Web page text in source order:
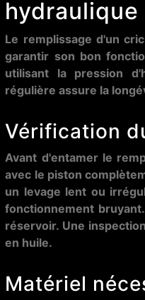
hydraulique
Le remplissage d'un
garantir son bon
utilisant la pression
régulière assure la
Vérification
Avant d'entamer le
avec le piston
un levage lent ou
fonctionnement
réservoir. Une
en huile.
Matériel